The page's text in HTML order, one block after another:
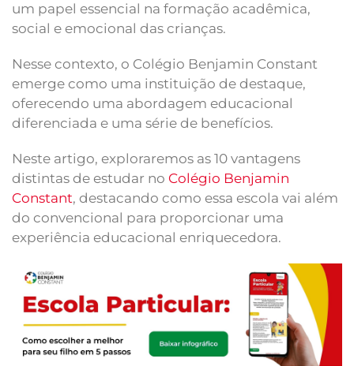
um papel essencial na formação acadêmica,
social e emocional das crianças.
Nesse contexto, o Colégio Benjamin Constant
emerge como uma instituição de destaque,
oferecendo uma abordagem educacional
diferenciada e uma série de benefícios.
Neste artigo, exploraremos as 10 vantagens
distintas de estudar no Colégio Benjamin
Constant, destacando como essa escola vai além
do convencional para proporcionar uma
experiência educacional enriquecedora.